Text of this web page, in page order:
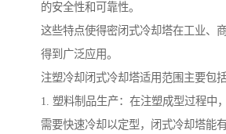
的安全性和可靠性。
这些特点使得密闭式冷却塔在工业、
得到广泛应用。
注塑冷却闭式冷却塔适用范围主要包
1. 塑料制品生产：在注塑成型过程中
需要快速冷却以定型，闭式冷却塔能